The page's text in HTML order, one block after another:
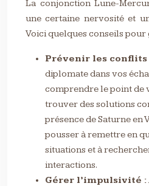
La conjonction Lune-
une certaine nervosité et
Voici quelques conseils pour
Prévenir les conflits
diplomate dans vos
comprendre le point de
trouver des solutions
présence de Saturne en
pousser à remettre en
situations et à
interactions.
Gérer l’impulsivité :